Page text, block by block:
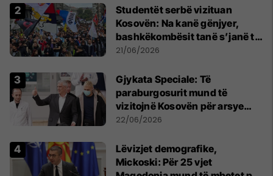
Studentët serbë vizituan
Kosovën: Na kanë gënjyer,
bashkëkombësit tanë s’janë të
shtypur
21/06/2026
​Gjykata Speciale: Të
paraburgosurit mund të
vizitojnë Kosovën për arsye
humanitare
22/06/2026
Lëvizjet demografike,
Mickoski: Për 25 vjet